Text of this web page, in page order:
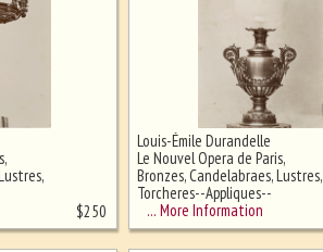
$250
Louis-Émile Durandelle
Le Nouvel Opera de Paris,
Bronzes, Candelabraes, Lustres,
Torcheres--Appliques--
Lampadaires
… More Information